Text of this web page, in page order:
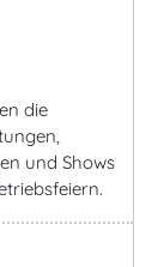
die
und Shows